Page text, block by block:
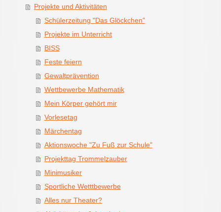
Projekte und Aktivitäten
Schülerzeitung "Das Glöckchen"
Projekte im Unterricht
BISS
Feste feiern
Gewaltprävention
Wettbewerbe Mathematik
Mein Körper gehört mir
Vorlesetag
Märchentag
Aktionswoche "Zu Fuß zur Schule"
Projekttag Trommelzauber
Minimusiker
Sportliche Wetttbewerbe
Alles nur Theater?